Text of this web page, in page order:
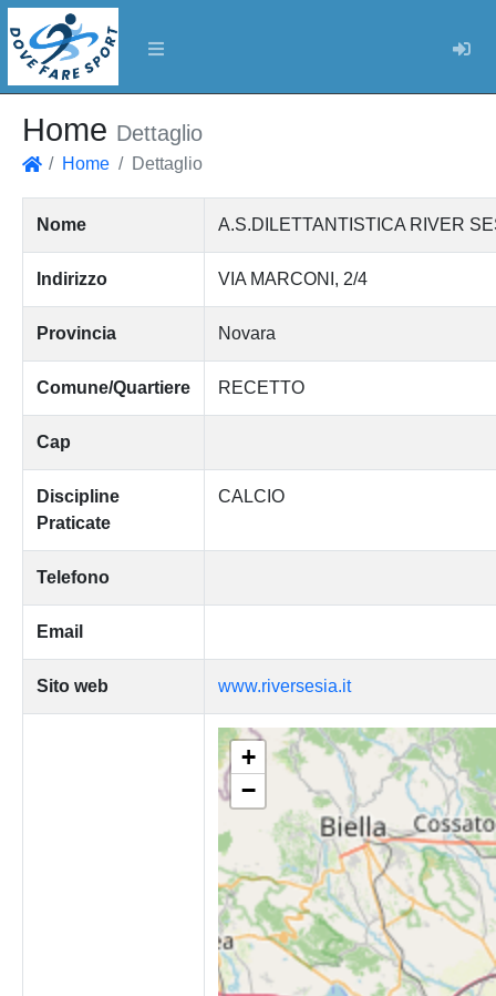
Home Dettaglio
Home Dettaglio
Nome A.S.DILETTANTISTICA RIVER
Indirizzo VIA MARCONI, 2/4
Provincia Novara
Comune/Quartiere RECETTO
Cap
Discipline
Praticate
CALCIO
Telefono
Email
Sito web www.riversesia.it
+
−